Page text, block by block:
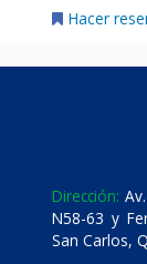
Hacer
Dirección:
N58-63 y
San Carlos,